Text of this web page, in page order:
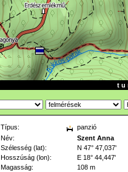
t u
Típus:
panzió
Név:
Szent Anna
Szélesség (lat):
N 47° 47,037'
Hosszúság (lon):
E 18° 44,447'
Magasság:
108 m